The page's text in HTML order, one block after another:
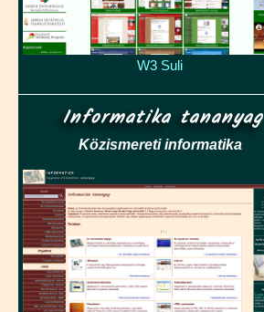
W3 Suli
Informatika tananyag
Közismereti informatika